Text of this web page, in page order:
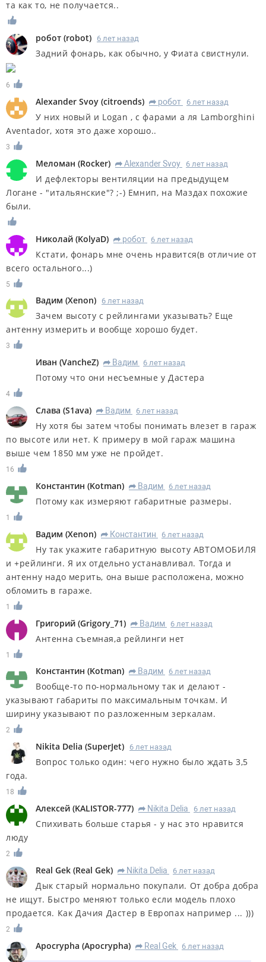
та как то, не получается..
робот (robot) 6 лет назад
Задний фонарь, как обычно, у Фиата свистнули.
6
Alexander Svoy (citroends) R робот 6 лет назад
У них новый и Logan , с фарами а ля Lamborghini
Aventador, хотя это даже хорошо..
3
Меломан (Rocker) R Alexander Svoy 6 лет назад
И дефлекторы вентиляции на предыдущем
Логане - "итальянские"? ;-) Емнип, на Маздах похожие
были.
Николай (KolyaD) R робот 6 лет назад
Кстати, фонарь мне очень нравится(в отличие от
всего остального...)
5
Вадим (Xenon) 6 лет назад
Зачем высоту с рейлингами указывать? Еще
антенну измерить и вообще хорошо будет.
3
Иван (VancheZ) R Вадим 6 лет назад
Потому что они несъемные у Дастера
4
Слава (S1ava) R Вадим 6 лет назад
Ну хотя бы затем чтобы понимать влезет в гараж
по высоте или нет. К примеру в мой гараж машина
выше чем 1850 мм уже не пройдет.
16
Константин (Kotman) R Вадим 6 лет назад
Потому как измеряют габаритные размеры.
1
Вадим (Xenon) R Константин 6 лет назад
Ну так укажите габаритную высоту АВТОМОБИЛЯ
и +рейлинги. Я их отдельно устанавливал. Тогда и
антенну надо мерить, она выше расположена, можно
обломить в гараже.
1
Григорий (Grigory_71) R Вадим 6 лет назад
Антенна съемная,а рейлинги нет
1
Константин (Kotman) R Вадим 6 лет назад
Вообще-то по-нормальному так и делают -
указывают габариты по максимальным точкам. И
ширину указывают по разложенным зеркалам.
2
Nikita Delia (SuperJet) 6 лет назад
Вопрос только один: чего нужно было ждать 3,5
года.
18
Алексей (KALISTOR-777) R Nikita Delia 6 лет назад
Спихивать больше старья - у нас это нравится
люду
2
Real Gek (Real Gek) R Nikita Delia 6 лет назад
Дык старый нормально покупали. От добра добра
не ищут. Быстро меняют только если модель плохо
продается. Как Дачия Дастер в Европах например ... )))
2
Apocrypha (Apocrypha) R Real Gek 6 лет назад